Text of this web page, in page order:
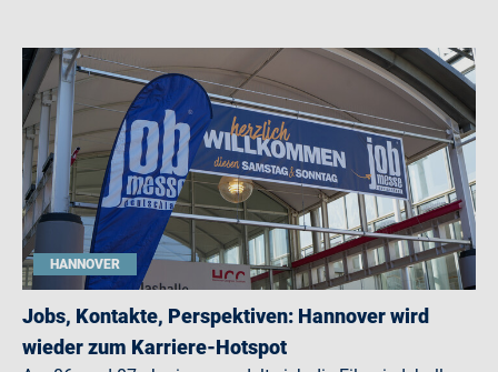
HANNOVER
Jobs, Kontakte, Perspektiven: Hannover wird
wieder zum Karriere-Hotspot